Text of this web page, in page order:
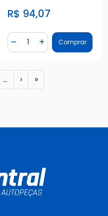
10/13
R$ 94,07
Diminuir Quantidade
Quantidade
AdicionarComprar
... › »